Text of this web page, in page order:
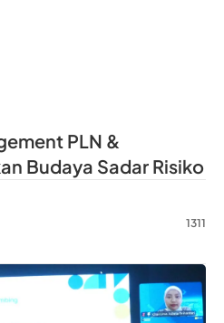
PLN &
Budaya Sadar Risiko
1311